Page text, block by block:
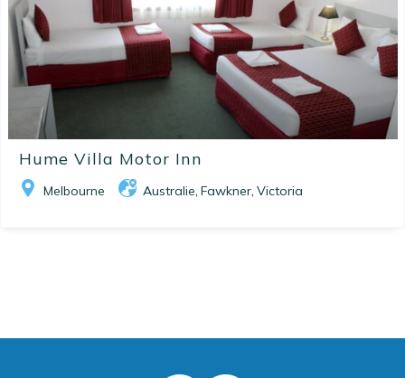
Hume Villa Motor Inn
Melbourne Australie, Fawkner, Victoria